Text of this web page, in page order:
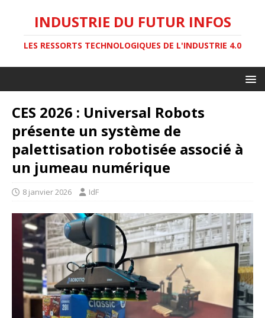
INDUSTRIE DU FUTUR INFOS
LES RESSORTS TECHNOLOGIQUES DE L'INDUSTRIE 4.0
CES 2026 : Universal Robots
présente un système de
palettisation robotisée associé à
un jumeau numérique
8 janvier 2026 IdF